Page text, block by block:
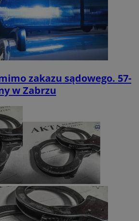
zakazu sądowego. 57-
w Zabrzu